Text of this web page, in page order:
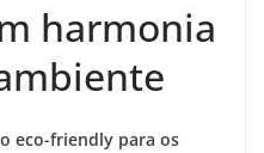
harmonia
eco-friendly para os